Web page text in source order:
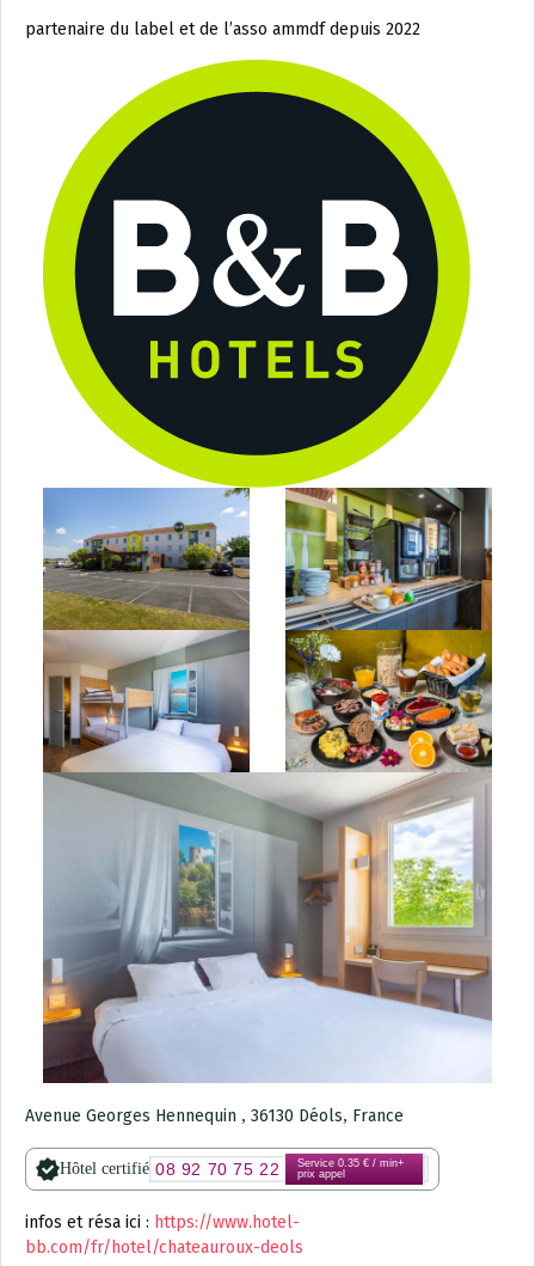
partenaire du label et de l’asso ammdf depuis 2022
Avenue Georges Hennequin , 36130 Déols, France
Hôtel certifié 08 92 70 75 22
Service 0.35 € / min+
prix appel
infos et résa ici : https://www.hotel-
bb.com/fr/hotel/chateauroux-deols